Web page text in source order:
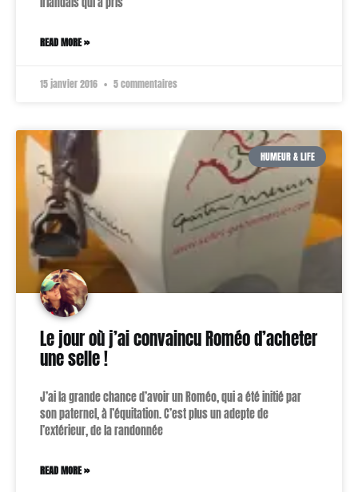
READ MORE »
15 janvier 2016 5 commentaires
HUMEUR & LIFE
Le jour où j’ai convaincu Roméo d’acheter
une selle !
J’ai la grande chance d’avoir un Roméo, qui a été initié par
son paternel, à l’équitation. C’est plus un adepte de
l’extérieur, de la randonnée
READ MORE »